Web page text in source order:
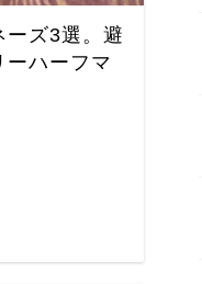
ーズ3選。避
ーハーフマ